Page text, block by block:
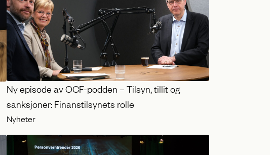
Ny episode av OCF-podden – Tilsyn, tillit og
sanksjoner: Finanstilsynets rolle
Nyheter